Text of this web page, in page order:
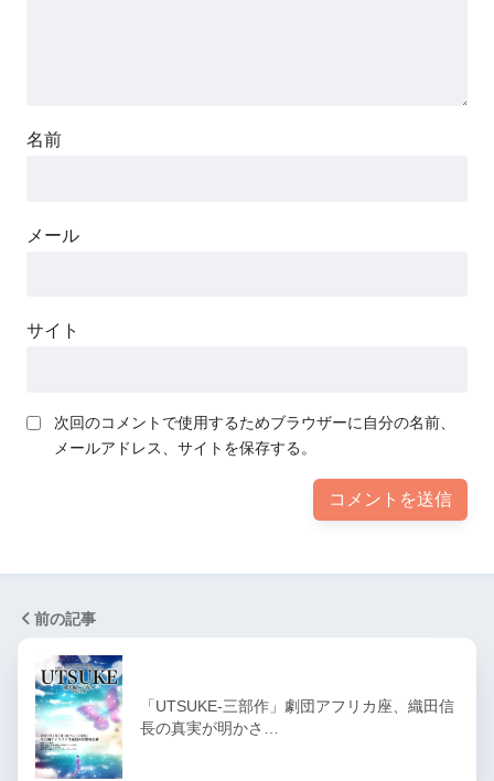
名前
メール
サイト
次回のコメントで使用するためブラウザーに自分の名前、
メールアドレス、サイトを保存する。
前の記事
「UTSUKE-三部作」劇団アフリカ座、織田信
長の真実が明かさ…